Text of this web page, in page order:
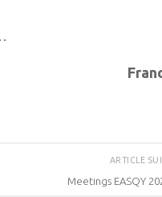
ARTICLE
Meetings EASQY